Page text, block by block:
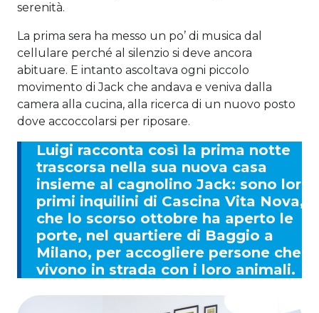
serenità.
La prima sera ha messo un po’ di musica dal
cellulare perché al silenzio si deve ancora
abituare. E intanto ascoltava ogni piccolo
movimento di Jack che andava e veniva dalla
camera alla cucina, alla ricerca di un nuovo posto
dove accoccolarsi per riposare.
Luigi racconta così la prima notte
trascorsa nella sua nuova casa
insieme al cagnolino Jack: sono loro
primi inquilini di Cascina Vita Nova,
che lo scorso ottobre ha aperto le
porte, nel quartiere di Baggio a
Milano, per accogliere persone che
vivono in strada con i loro animali.